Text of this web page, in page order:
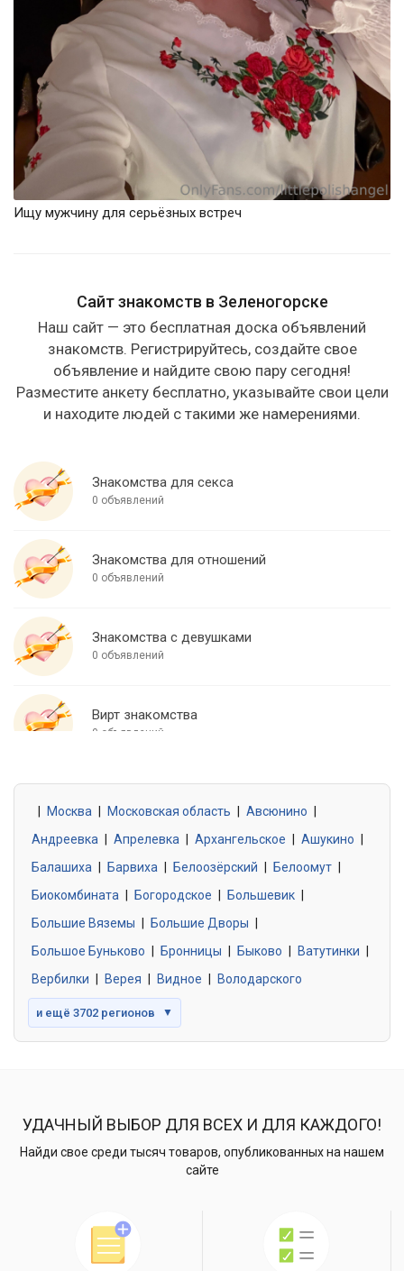
Ищу мужчину для серьёзных встреч
Сайт знакомств в Зеленогорске
Наш сайт — это бесплатная доска объявлений
знакомств. Регистрируйтесь, создайте свое
объявление и найдите свою пару сегодня!
Разместите анкету бесплатно, указывайте свои цели
и находите людей с такими же намерениями.
Знакомства для секса
0 объявлений
Знакомства для отношений
0 объявлений
Знакомства с девушками
0 объявлений
Вирт знакомства
0 объявлений
0 объявлений
Знакомства без обязательств
0 объявлений
Москва Московская область Авсюнино
Андреевка
Апрелевка Архангельское Ашукино
Балашиха
Барвиха Белоозёрский Белоомут
Биокомбината
Богородское Большевик
Большие Вяземы
Большие Дворы
Большое Буньково
Бронницы Быково Ватутинки
Вербилки
Верея Видное Володарского
и ещё 3702 регионов ▼
УДАЧНЫЙ ВЫБОР ДЛЯ ВСЕХ И ДЛЯ КАЖДОГО!
Найди свое среди тысяч товаров, опубликованных на нашем
сайте